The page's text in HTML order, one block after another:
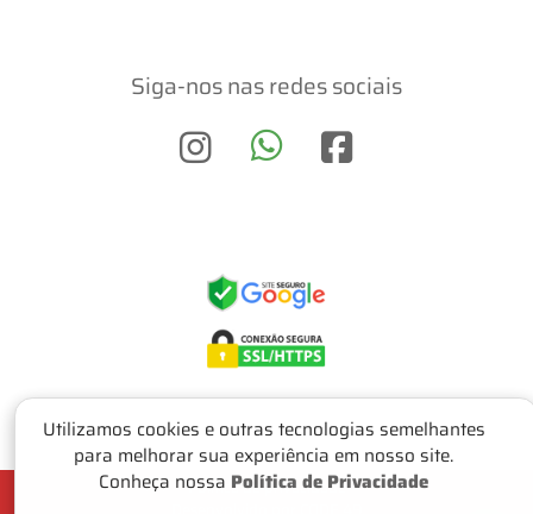
Utilizamos cookies e outras tecnologias semelhantes
para melhorar sua experiência em nosso site.
Conheça nossa Política de Privacidade
Siga-nos nas redes sociais
Política de privacidade